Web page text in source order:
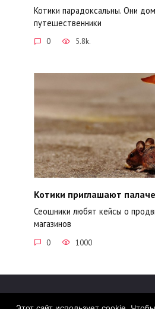
Котики парадоксальны. Они
путешественники
0 5.8k.
Котики приглашают
Сеошники любят кейсы о
магазинов
0 1000